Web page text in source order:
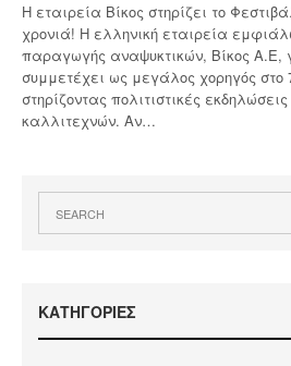
Η εταιρεία Βίκος στηρίζει το
χρονιά! Η ελληνική εταιρεία
παραγωγής αναψυκτικών, Βίκος Α.Ε,
συμμετέχει ως μεγάλος χορηγός
στηρίζοντας πολιτιστικές
καλλιτεχνών. Αν…
KΑΤΗΓΟΡΙΕΣ